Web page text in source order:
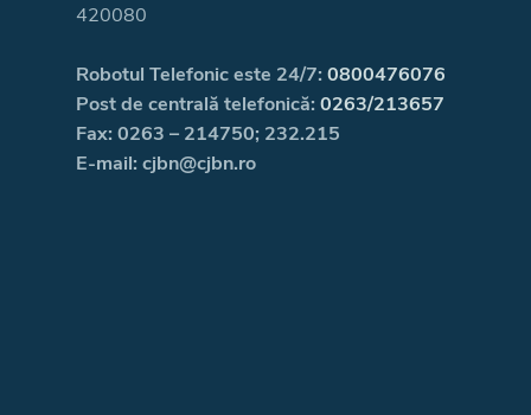
420080
Robotul Telefonic este 24/7: 0800476076
Post de centrală telefonică: 0263/213657
Fax: 0263 – 214750; 232.215
E-mail: cjbn@cjbn.ro